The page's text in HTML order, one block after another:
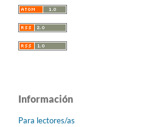
Información
Para lectores/as